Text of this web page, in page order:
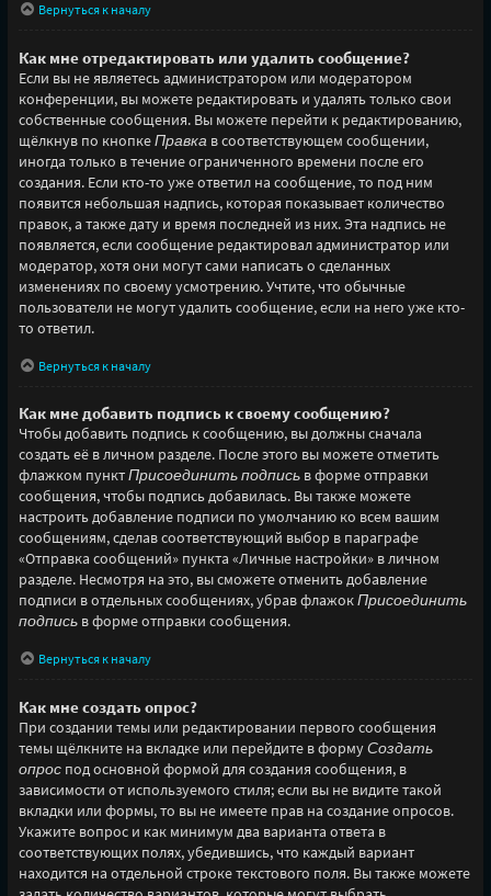
Вернуться к началу
Как мне отредактировать или удалить сообщение?
Если вы не являетесь администратором или модератором
конференции, вы можете редактировать и удалять только свои
собственные сообщения. Вы можете перейти к редактированию,
щёлкнув по кнопкеПравкав соответствующем сообщении,
иногда только в течение ограниченного времени после его
создания. Если кто-то уже ответил на сообщение, то под ним
появится небольшая надпись, которая показывает количество
правок, а также дату и время последней из них. Эта надпись не
появляется, если сообщение редактировал администратор или
модератор, хотя они могут сами написать о сделанных
изменениях по своему усмотрению. Учтите, что обычные
пользователи не могут удалить сообщение, если на него уже кто-
то ответил.
Вернуться к началу
Как мне добавить подпись к своему сообщению?
Чтобы добавить подпись к сообщению, вы должны сначала
создать её в личном разделе. После этого вы можете отметить
флажком пунктПрисоединить подписьв форме отправки
сообщения, чтобы подпись добавилась. Вы также можете
настроить добавление подписи по умолчанию ко всем вашим
сообщениям, сделав соответствующий выбор в параграфе
«Отправка сообщений» пункта «Личные настройки» в личном
разделе. Несмотря на это, вы сможете отменить добавление
подписи в отдельных сообщениях, убрав флажокПрисоединить
подписьв форме отправки сообщения.
Вернуться к началу
Как мне создать опрос?
При создании темы или редактировании первого сообщения
темы щёлкните на вкладке или перейдите в формуСоздать
опроспод основной формой для создания сообщения, в
зависимости от используемого стиля; если вы не видите такой
вкладки или формы, то вы не имеете прав на создание опросов.
Укажите вопрос и как минимум два варианта ответа в
соответствующих полях, убедившись, что каждый вариант
находится на отдельной строке текстового поля. Вы также можете